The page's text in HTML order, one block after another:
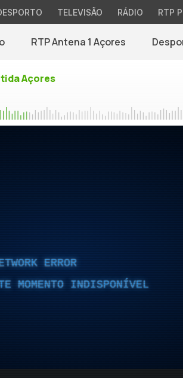
TELEVISÃO RÁDIO RTP
RTP Antena 1 Açores
Açores
ERROR
MOMENTO INDISPONÍVEL